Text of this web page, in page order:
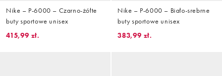
Nike – P-6000 – Czarno-żółte
buty sportowe unisex
415,99 zł.
Nike – P-6000 – Biało-srebrne
buty sportowe unisex
383,99 zł.